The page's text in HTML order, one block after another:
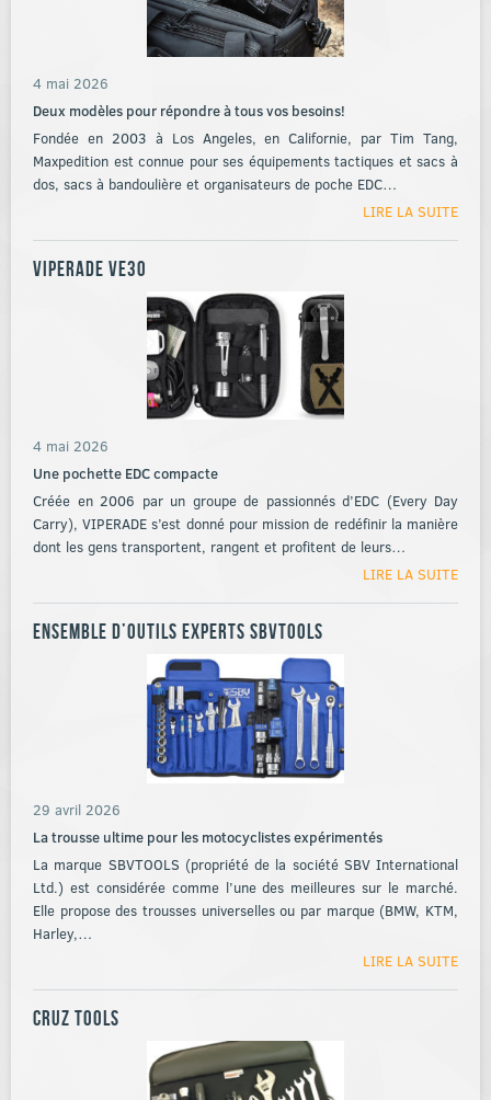
4 mai 2026
Deux modèles pour répondre à tous vos besoins!
Fondée en 2003 à Los Angeles, en Californie, par Tim Tang,
Maxpedition est connue pour ses équipements tactiques et sacs à
dos, sacs à bandoulière et organisateurs de poche EDC…
LIRE LA SUITE
Viperade VE30
4 mai 2026
Une pochette EDC compacte
Créée en 2006 par un groupe de passionnés d’EDC (Every Day
Carry), VIPERADE s’est donné pour mission de redéfinir la manière
dont les gens transportent, rangent et profitent de leurs…
LIRE LA SUITE
Ensemble d’outils experts SBVTOOLS
29 avril 2026
La trousse ultime pour les motocyclistes expérimentés
La marque SBVTOOLS (propriété de la société SBV International
Ltd.) est considérée comme l’une des meilleures sur le marché.
Elle propose des trousses universelles ou par marque (BMW, KTM,
Harley,…
LIRE LA SUITE
Cruz Tools